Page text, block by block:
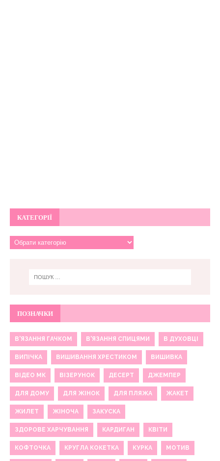
КАТЕГОРІЇ
ПОЗНАЧКИ
В'ЯЗАННЯ ГАЧКОМ В'ЯЗАННЯ СПИЦЯМИ В ДУХОВЦІ
ВИПІЧКА ВИШИВАННЯ ХРЕСТИКОМ ВИШИВКА
ВІДЕО МК ВІЗЕРУНОК ДЕСЕРТ ДЖЕМПЕР
ДЛЯ ДОМУ ДЛЯ ЖІНОК ДЛЯ ПЛЯЖА ЖАКЕТ
ЖИЛЕТ ЖІНОЧА ЗАКУСКА
ЗДОРОВЕ ХАРЧУВАННЯ КАРДИГАН КВІТИ
КОФТОЧКА КРУГЛА КОКЕТКА КУРКА МОТИВ